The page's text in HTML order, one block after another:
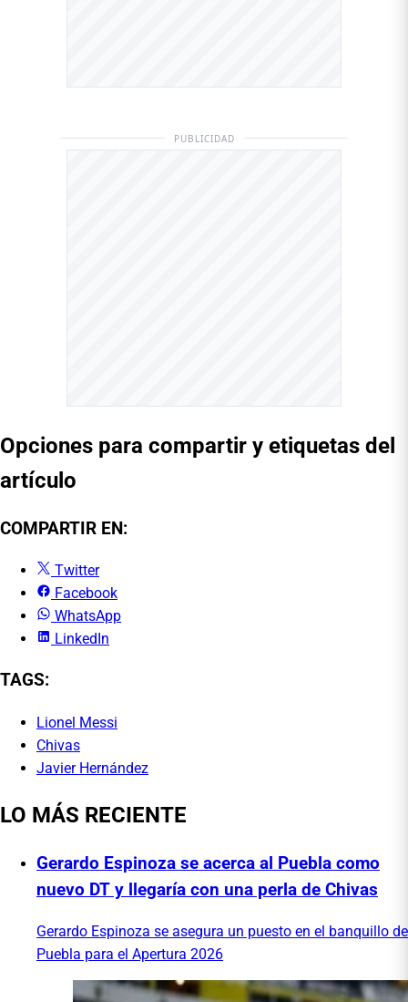
PUBLICIDAD
Opciones para compartir y etiquetas del
artículo
COMPARTIR EN:
Twitter
Facebook
WhatsApp
LinkedIn
TAGS:
Lionel Messi
Chivas
Javier Hernández
LO MÁS RECIENTE
Gerardo Espinoza se acerca al Puebla como
nuevo DT y llegaría con una perla de Chivas
Gerardo Espinoza se asegura un puesto en el banquillo de
Puebla para el Apertura 2026